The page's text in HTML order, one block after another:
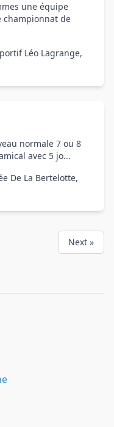
une équipe
championnat de
Léo Lagrange,
normale 7 ou 8
avec 5 jo...
De La Bertelotte,
Next »